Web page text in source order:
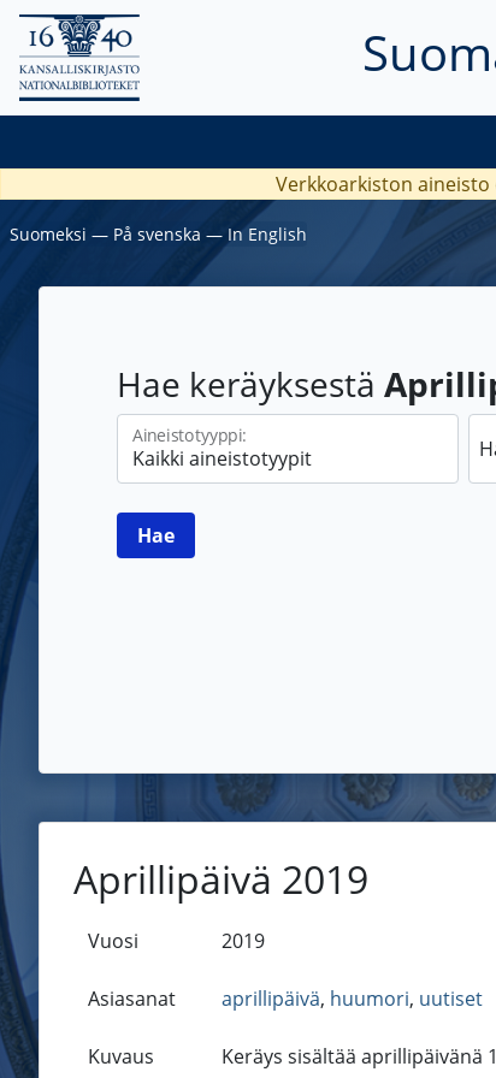
Verkkoarkiston aineisto
Suomeksi ― På svenska ― In English
Hae keräyksestä
Aineistotyyppi:
Aprillipäivä 2019
Vuosi 2019
Asiasanat aprillipäivä, huumori, uutiset
Kuvaus Keräys sisältää aprillipäivänä